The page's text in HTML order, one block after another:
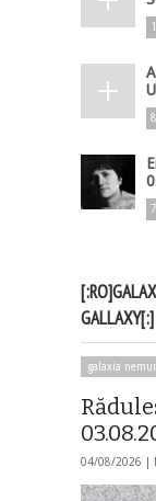
GALLAXY[:]
galaxia
04/08/2026 |